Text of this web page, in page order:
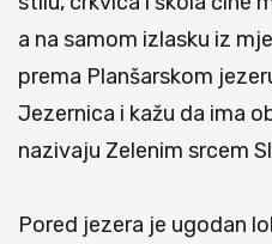
a na samom izlasku iz
prema Planšarskom
Jezernica i kažu da ima
nazivaju Zelenim srcem
Pored jezera je ugodan